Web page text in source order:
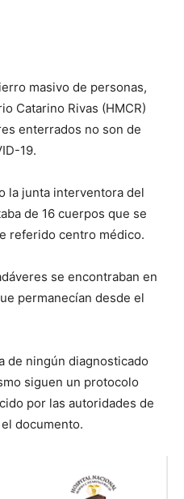
masivo de personas,
Catarino Rivas (HMCR)
enterrados no son de
19.
la junta interventora del
de 16 cuerpos que se
referido centro médico.
se encontraban en
permanecían desde el
de ningún diagnosticado
siguen un protocolo
por las autoridades de
documento.